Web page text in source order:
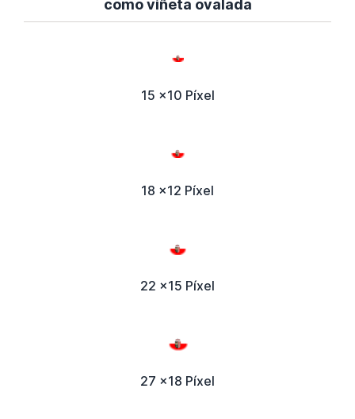
como viñeta ovalada
15 x10 Píxel
18 x12 Píxel
22 x15 Píxel
27 x18 Píxel